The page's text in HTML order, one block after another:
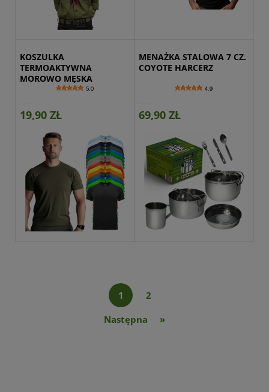
Przejdź do produktu
KOSZULKA
TERMOAKTYWNA
MOROWO MĘSKA
5.0
19,90 ZŁ
MENAŻKA STALOWA 7 CZ.
COYOTE HARCERZ
4.9
69,90 ZŁ
Przejdź do produktu
1
2
»